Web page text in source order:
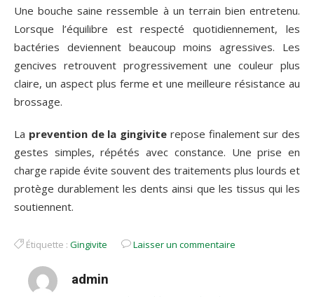
Une bouche saine ressemble à un terrain bien entretenu.
Lorsque l’équilibre est respecté quotidiennement, les
bactéries deviennent beaucoup moins agressives. Les
gencives retrouvent progressivement une couleur plus
claire, un aspect plus ferme et une meilleure résistance au
brossage.
La prevention de la gingivite repose finalement sur des
gestes simples, répétés avec constance. Une prise en
charge rapide évite souvent des traitements plus lourds et
protège durablement les dents ainsi que les tissus qui les
soutiennent.
Étiquette : Gingivite Laisser un commentaire
admin